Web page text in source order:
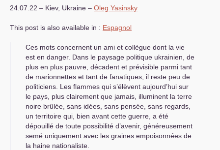
24.07.22 – Kiev, Ukraine – Oleg Yasinsky
This post is also available in : Espagnol
Ces mots concernent un ami et collègue dont la vie
est en danger. Dans le paysage politique ukrainien, de
plus en plus pauvre, décadent et prévisible parmi tant
de marionnettes et tant de fanatiques, il reste peu de
politiciens. Les flammes qui s’élèvent aujourd’hui sur
le pays, plus clairement que jamais, illuminent la terre
noire brûlée, sans idées, sans pensée, sans regards,
un territoire qui, bien avant cette guerre, a été
dépouillé de toute possibilité d’avenir, généreusement
semé uniquement avec les graines empoisonnées de
la haine nationaliste.